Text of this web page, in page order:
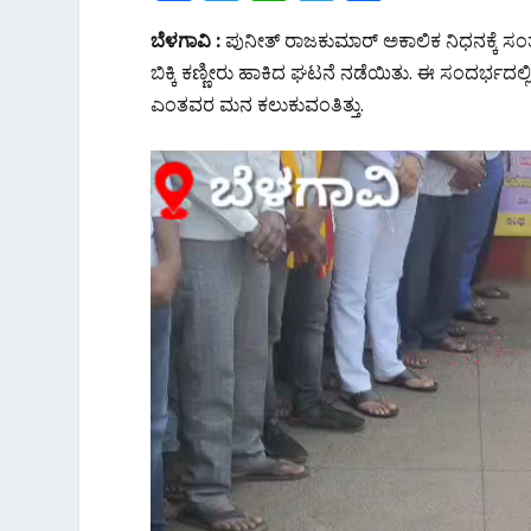
ac
e
b
o
k
itt
er
at
s
p
p
el
e
gr
a
m
ar
e
ಬೆಳಗಾವಿ :ಪುನೀತ್ ರಾಜಕುಮಾರ್ ಅಕಾಲಿಕ ನಿಧನಕ್ಕೆ
ಬಿಕ್ಕಿ ಕಣ್ಣೀರು ಹಾಕಿದ ಘಟನೆ ನಡೆಯಿತು. ಈ
ಎಂತವರ ಮನ ಕಲುಕುವಂತಿತ್ತು.